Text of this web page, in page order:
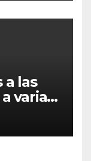
a las
varias